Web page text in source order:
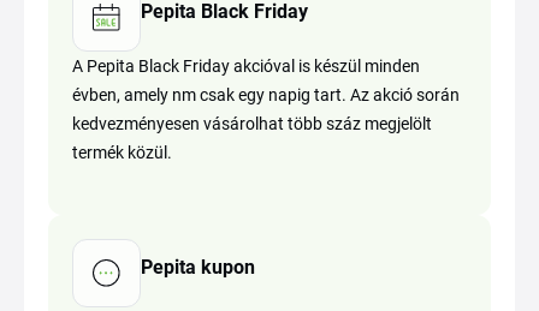
Pepita Black Friday
A Pepita Black Friday akcióval is készül minden
évben, amely nm csak egy napig tart. Az akció során
kedvezményesen vásárolhat több száz megjelölt
termék közül.
Pepita kupon